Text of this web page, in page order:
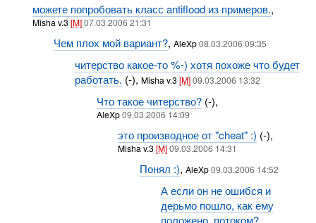
можете попробовать класс antiflood из примеров.,
Misha v.3 [M] 07.03.2006 21:31
Чем плох мой вариант?, AleXp08.03.2006 09:35
читерство какое-то %-) хотя похоже что будет
работать. (-), Misha v.3[M]09.03.2006 13:32
Что такое читерство?(-),
AleXp09.03.2006 14:09
это производное от "cheat" :) (-),
Misha v.3[M]09.03.2006 14:31
Понял :), AleXp09.03.2006 14:52
А если он не ошибся и
дерьмо пошло, как ему